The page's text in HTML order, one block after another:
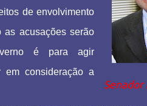
de envolvimento
as acusações serão
é para agir
em consideração a